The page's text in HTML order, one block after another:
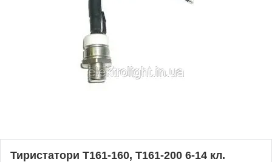
Тиристатори Т161-160, Т161-200 6-14 кл.